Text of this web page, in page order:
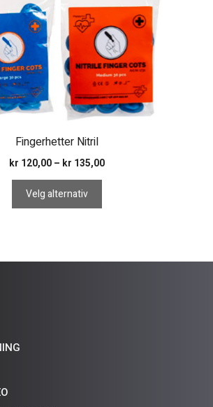
Fingerhetter Nitril
kr 120,00 – kr 135,00Prisområde:
Velg alternativ